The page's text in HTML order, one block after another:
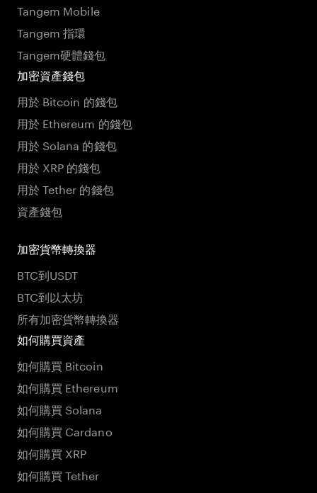
Tangem Mobile
Tangem 指環
Tangem硬體錢包
加密資產錢包
用於 Bitcoin 的錢包
用於 Ethereum 的錢包
用於 Solana 的錢包
用於 XRP 的錢包
用於 Tether 的錢包
資產錢包
加密貨幣轉換器
BTC到USDT
BTC到以太坊
所有加密貨幣轉換器
如何購買資產
如何購買 Bitcoin
如何購買 Ethereum
如何購買 Solana
如何購買 Cardano
如何購買 XRP
如何購買 Tether